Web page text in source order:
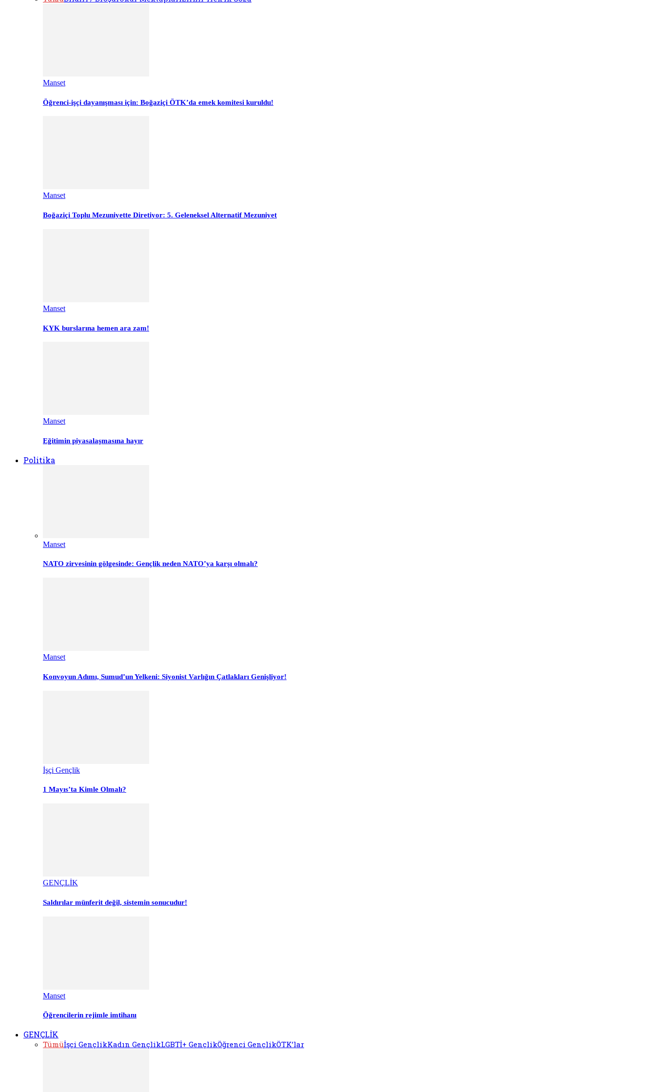
Manset
Öğrenci-işçi dayanışması için: Boğaziçi ÖTK’da emek komitesi kuruldu!
Manset
Boğaziçi Toplu Mezuniyette Diretiyor: 5. Geleneksel Alternatif Mezuniyet
Manset
KYK burslarına hemen ara zam!
Manset
Eğitimin piyasalaşmasına hayır
Politika
Manset
NATO zirvesinin gölgesinde: Gençlik neden NATO’ya karşı olmalı?
Manset
Konvoyun Adımı, Sumud’un Yelkeni: Siyonist Varlığın Çatlakları Genişliyor!
İşçi Gençlik
1 Mayıs’ta Kimle Olmalı?
GENÇLİK
Saldırılar münferit değil, sistemin sonucudur!
Manset
Öğrencilerin rejimle imtihanı
GENÇLİK
Tümüİşçi GençlikKadın GençlikLGBTİ+ GençlikÖğrenci GençlikÖTK’lar